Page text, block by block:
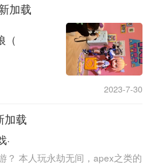
加载
（
2023-7-30
加载
·
？ 本人玩永劫无间，apex之类的